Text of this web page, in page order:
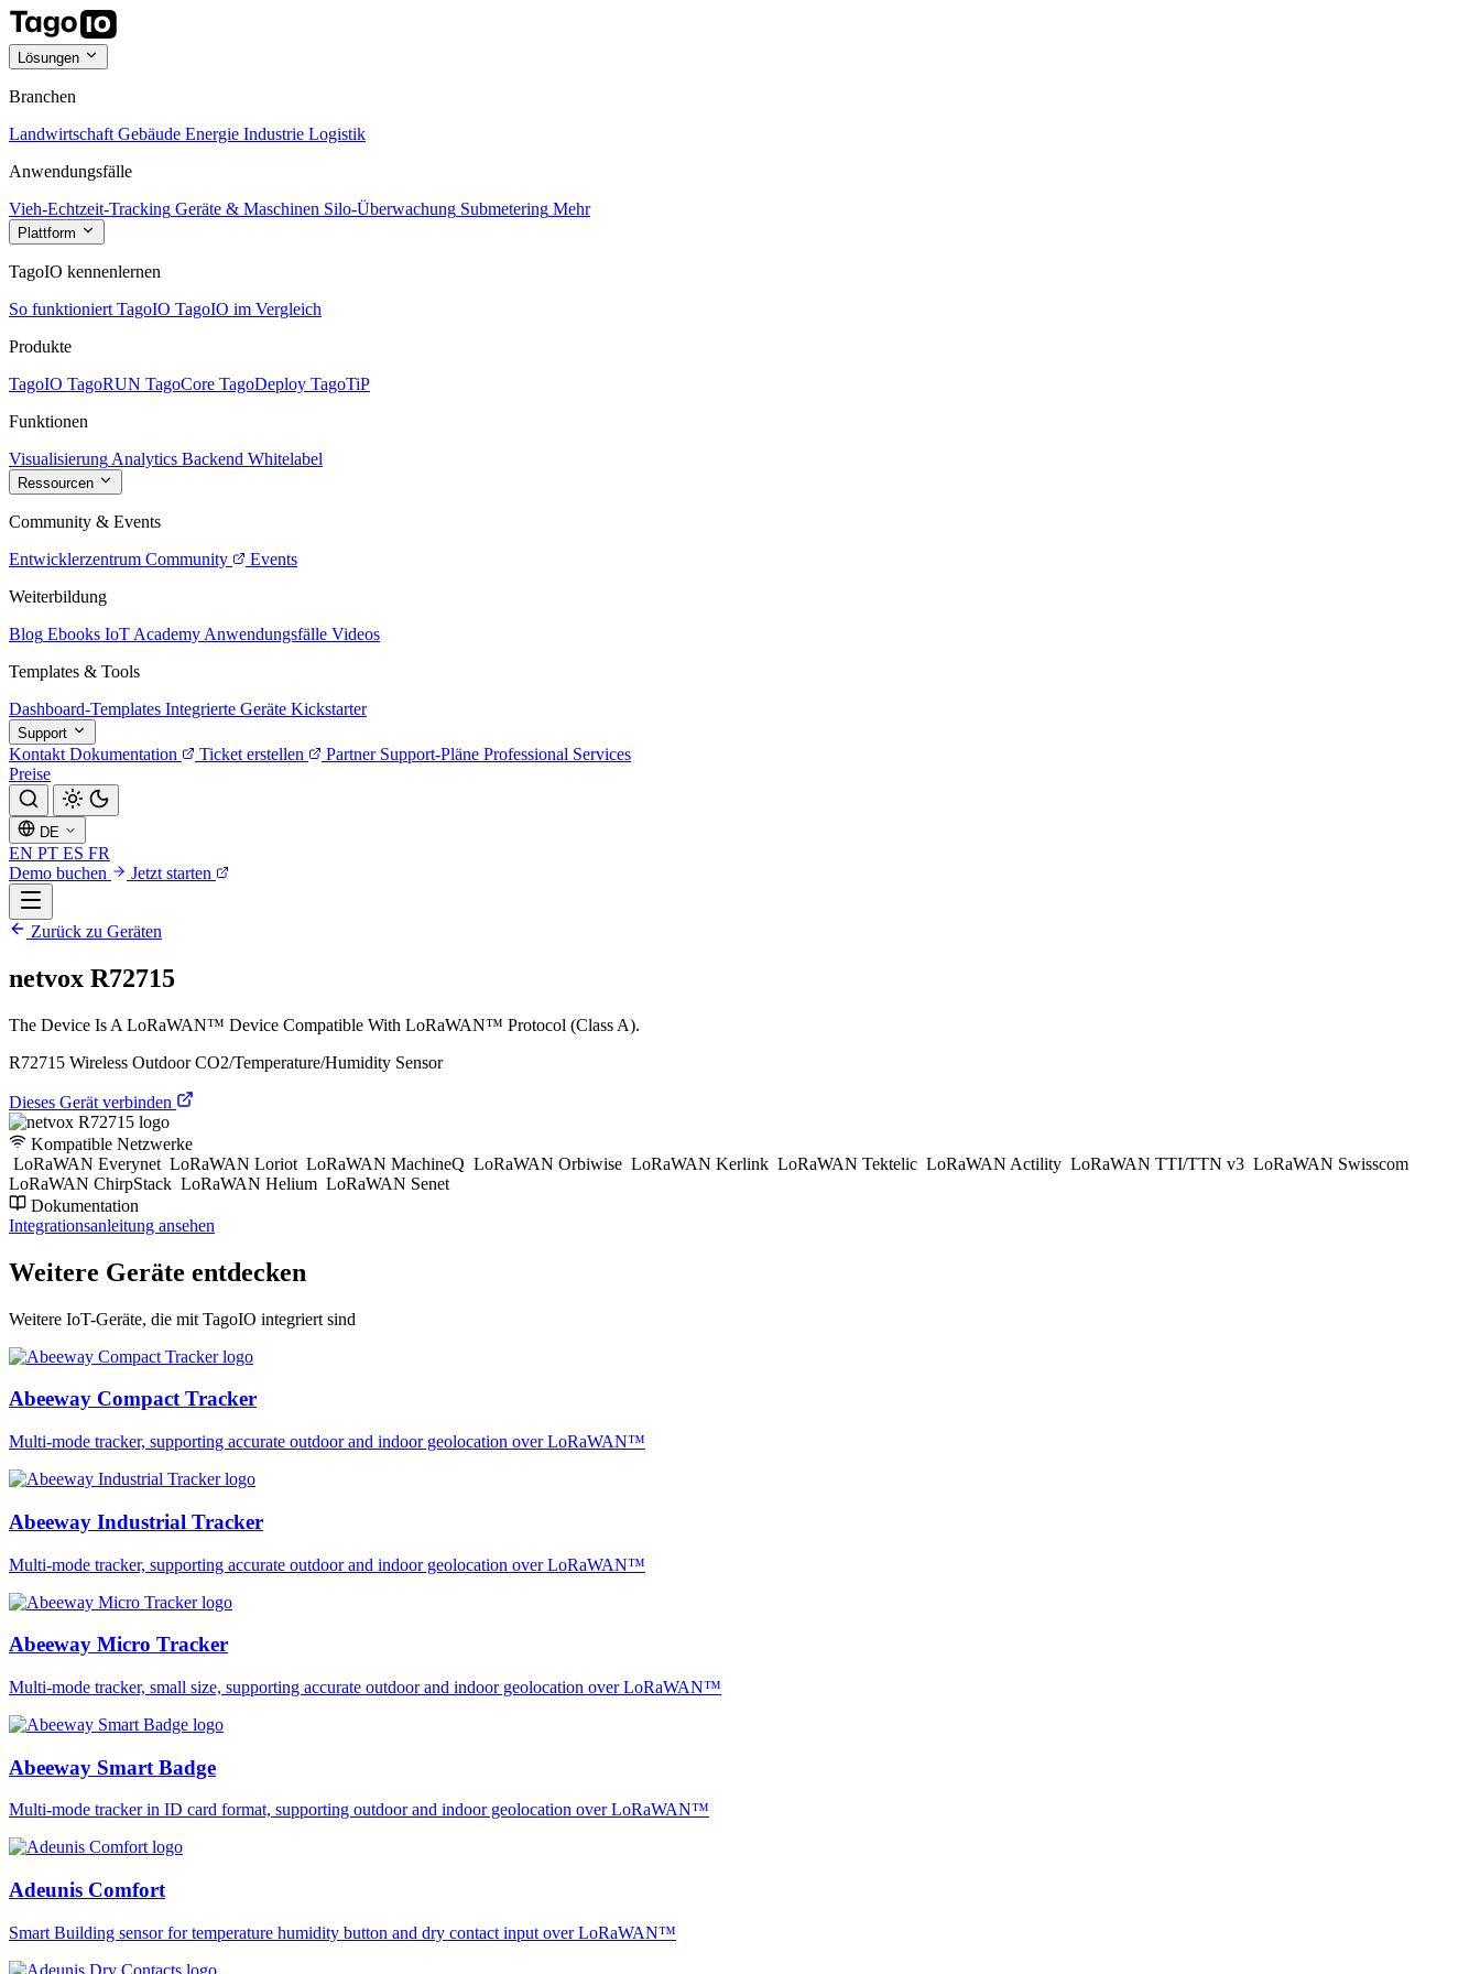
Lösungen
Branchen
Landwirtschaft Gebäude Energie Industrie Logistik
Anwendungsfälle
Vieh-Echtzeit-Tracking Geräte & Maschinen Silo-Überwachung Submetering Mehr
Plattform
TagoIO kennenlernen
So funktioniert TagoIO TagoIO im Vergleich
Produkte
TagoIO TagoRUN TagoCore TagoDeploy TagoTiP
Funktionen
Visualisierung Analytics Backend Whitelabel
Ressourcen
Community & Events
Entwicklerzentrum Community
Events
Weiterbildung
Blog Ebooks IoT Academy Anwendungsfälle Videos
Templates & Tools
Dashboard-Templates Integrierte Geräte Kickstarter
Support
Kontakt Dokumentation Ticket erstellen Partner Support-Pläne Professional Services
Preise
DE
EN PT ES FR
Demo buchen
Jetzt starten
Zurück zu Geräten
netvox R72715
The Device Is A LoRaWAN™ Device Compatible With LoRaWAN™ Protocol (Class A).
R72715 Wireless Outdoor CO2/Temperature/Humidity Sensor
Dieses Gerät verbinden
Kompatible Netzwerke
LoRaWAN Everynet LoRaWAN Loriot LoRaWAN MachineQ LoRaWAN Orbiwise LoRaWAN Kerlink LoRaWAN Tektelic LoRaWAN Actility LoRaWAN TTI/TTN v3 LoRaWAN Swisscom
LoRaWAN ChirpStack LoRaWAN Helium LoRaWAN Senet
Dokumentation
Integrationsanleitung ansehen
Weitere Geräte entdecken
Weitere IoT-Geräte, die mit TagoIO integriert sind
Abeeway Compact Tracker
Multi-mode tracker, supporting accurate outdoor and indoor geolocation over LoRaWAN™
Abeeway Industrial Tracker
Multi-mode tracker, supporting accurate outdoor and indoor geolocation over LoRaWAN™
Abeeway Micro Tracker
Multi-mode tracker, small size, supporting accurate outdoor and indoor geolocation over LoRaWAN™
Abeeway Smart Badge
Multi-mode tracker in ID card format, supporting outdoor and indoor geolocation over LoRaWAN™
Adeunis Comfort
Smart Building sensor for temperature humidity button and dry contact input over LoRaWAN™